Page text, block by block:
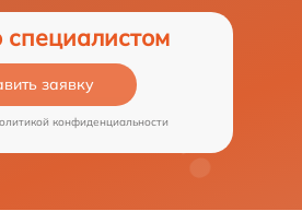
специалистом
заявку
конфиденциальности